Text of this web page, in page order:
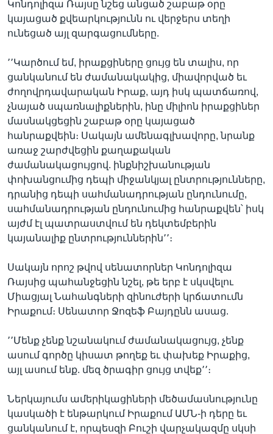
Կոնդոլիզա Ռայսը նշեց անցած շաբաթ օրը
կայացած քվեարկությունն ու վերջերս տեղի
ունեցած այլ զարգացումները.
՚՚Կարծում եմ, իրաքցիները ցույց են տալիս, որ
ցանկանում են ժամանակակից, միավորված եւ
ժողովրդավարական Իրաք, այդ իսկ պատճառով,
չնայած սպառնալիքներին, ինը միլիոն իրաքցիներ
մասնակցեցին շաբաթ օրը կայացած
հանրաքվեին։ Սակայն ամենագլխավորը, նրանք
առաջ շարժվեցին քաղաքական
ժամանակացույցով. ինքնիշխանության
փոխանցումից դեպի միջանկյալ ընտրությունները,
դրանից դեպի սահմանադրության ընդունումը,
սահմանադրության ընդունումից հանրաքվեն՝ իսկ
այժմ էլ պատրաստվում են դեկտեմբերին
կայանալիք ընտրություններին՚՚։
Սակայն որոշ թվով սենատորներ Կոնդոլիզա
Ռայսից պահանջեցին նշել, թե երբ է սկսվելու
Միացյալ Նահանգների զինուժերի կրճատումն
Իրաքում։ Սենատոր Ջոզեֆ Բայդընն ասաց.
՚՚Մենք չենք նշանակում ժամանակացույց, չենք
ասում գործը կիսատ թողեք եւ փախեք Իրաքից,
այլ ասում ենք. մեզ ծրագիր ցույց տվեք՚՚։
Ներկայումս ամերիկացիների մեծամասնությունը
կասկածի է ենթարկում Իրաքում ԱՄՆ-ի դերը եւ
ցանկանում է, որպեսզի Բուշի վարչակազմը սկսի